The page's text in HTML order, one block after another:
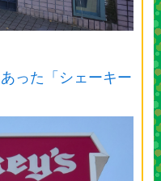
った「シェーキー